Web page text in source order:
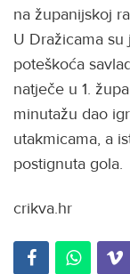
na županijskoj
U Dražicama
poteškoća
natječe u 1.
minutažu dao
utakmicama, a
postignuta gola.
crikva.hr